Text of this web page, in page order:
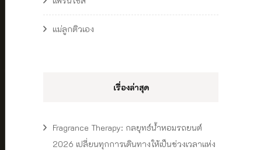
แม่ลูกติวเอง
เรื่องล่าสุด
Fragrance Therapy: กลยุทธ์น้ำหอมรถยนต์
2026 เปลี่ยนทุกการเดินทางให้เป็นช่วงเวลาแห่ง